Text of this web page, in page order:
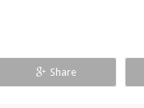
Share